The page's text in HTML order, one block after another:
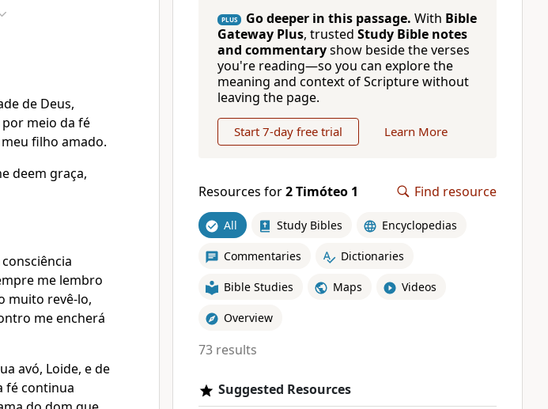
de Deus,
meio da fé
filho amado.
deem graça,
me lembro
muito revê-lo,
me encherá
avó, Loide, e de
fé continua
PLUS Go deeper in this passage. With Bible
Gateway Plus, trusted Study Bible notes
and commentaryshow beside the verses
you're reading—so you can explore the
meaning and context of Scripture without
leaving the page.
Start 7-day free trial Learn More
Resources for2 Timóteo 1 Find resource
All Study Bibles Encyclopedias
Commentaries Dictionaries
Bible Studies Maps Videos
Overview
73 results
Suggested Resources